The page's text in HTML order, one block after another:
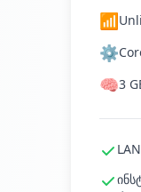
📶
⚙️
🧠3